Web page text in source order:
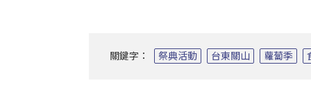
關鍵字： 祭典活動 台東關山 蘿蔔季